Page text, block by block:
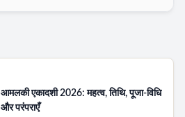
आमलकी एकादशी 2026: महत्व, तिथि, पूजा-विधि
और परंपराएँ